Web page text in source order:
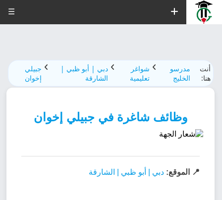
☰
أنت
هنا:
مدرسو
الخليج
شواغر
تعليمية
دبي | أبو ظبي |
الشارقة
جبيلي
إخوان
وظائف شاغرة في جبيلي إخوان
📍 الموقع: دبي | أبو ظبي | الشارقة